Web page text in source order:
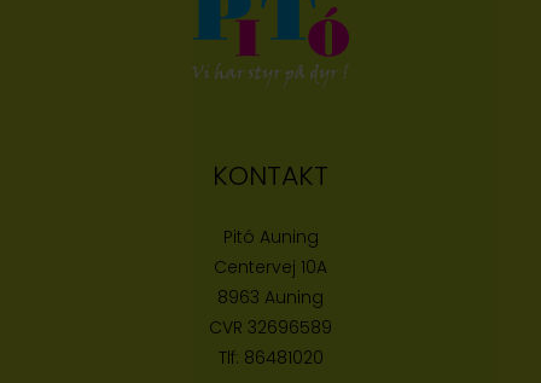
KONTAKT
Pitó Auning
Centervej 10A
8963 Auning
CVR 32696589
Tlf: 86481020